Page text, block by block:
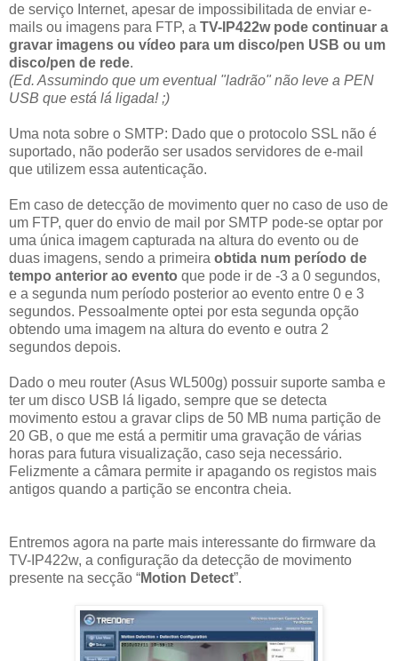
de serviço Internet, apesar de impossibilitada de enviar e-
mails ou imagens para FTP, a TV-IP422w pode continuar a
gravar imagens ou vídeo para um disco/pen USB ou um
disco/pen de rede.
(Ed. Assumindo que um eventual "ladrão" não leve a PEN
USB que está lá ligada! ;)
Uma nota sobre o SMTP: Dado que o protocolo SSL não é
suportado, não poderão ser usados servidores de e-mail
que utilizem essa autenticação.
Em caso de detecção de movimento quer no caso de uso de
um FTP, quer do envio de mail por SMTP pode-se optar por
uma única imagem capturada na altura do evento ou de
duas imagens, sendo a primeira obtida num período de
tempo anterior ao evento que pode ir de -3 a 0 segundos,
e a segunda num período posterior ao evento entre 0 e 3
segundos. Pessoalmente optei por esta segunda opção
obtendo uma imagem na altura do evento e outra 2
segundos depois.
Dado o meu router (Asus WL500g) possuir suporte samba e
ter um disco USB lá ligado, sempre que se detecta
movimento estou a gravar clips de 50 MB numa partição de
20 GB, o que me está a permitir uma gravação de várias
horas para futura visualização, caso seja necessário.
Felizmente a câmara permite ir apagando os registos mais
antigos quando a partição se encontra cheia.
Entremos agora na parte mais interessante do firmware da
TV-IP422w, a configuração da detecção de movimento
presente na secção “Motion Detect”.